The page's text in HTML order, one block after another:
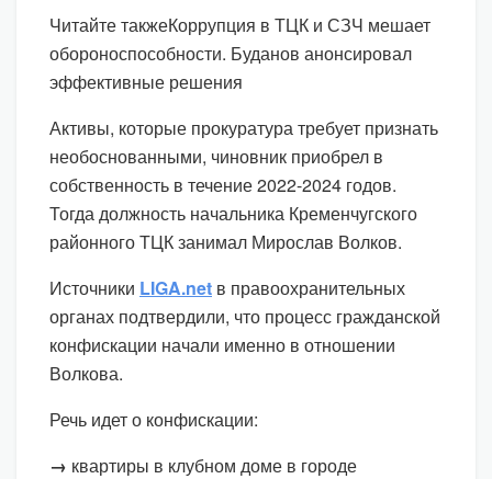
Читайте такжеКоррупция в ТЦК и СЗЧ мешает
обороноспособности. Буданов анонсировал
эффективные решения
Активы, которые прокуратура требует признать
необоснованными, чиновник приобрел в
собственность в течение 2022-2024 годов.
Тогда должность начальника Кременчугского
районного ТЦК занимал Мирослав Волков.
Источники LIGA.net в правоохранительных
органах подтвердили, что процесс гражданской
конфискации начали именно в отношении
Волкова.
Речь идет о конфискации:
→ квартиры в клубном доме в городе